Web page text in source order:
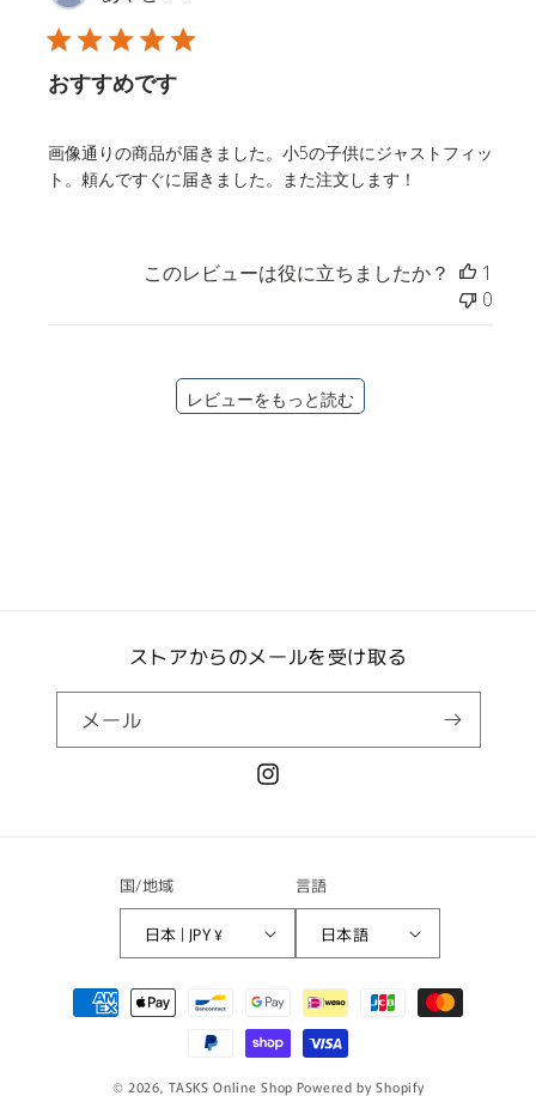
おすすめです
画像通りの商品が届きました。小5の子供にジャストフィッ
ト。頼んですぐに届きました。また注文します！
このレビューは役に立ちましたか？
1
0
レビューをもっと読む
ストアからのメールを受け取る
メール
Instagram
国/地域
日本 | JPY ¥
言語
日本語
© 2026,TASKS Online Shop Powered by Shopify